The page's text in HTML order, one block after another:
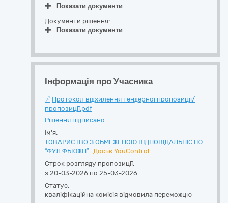
Показати документи
Документи рішення:
Показати документи
Інформація про Учасника
Протокол відхилення тендерної пропозиції/
пропозиції.pdf
Рішення підписано
Ім'я:
ТОВАРИСТВО З ОБМЕЖЕНОЮ ВІДПОВІДАЛЬНІСТЮ
“ФУЛ ФЬЮЖН” Досьє YouControl
Строк розгляду пропозиції:
з 20-03-2026 по 25-03-2026
Статус:
кваліфікаційна комісія відмовила переможцю